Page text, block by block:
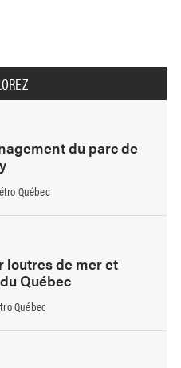
du parc de
Québec
loutres de mer et
Québec
Québec